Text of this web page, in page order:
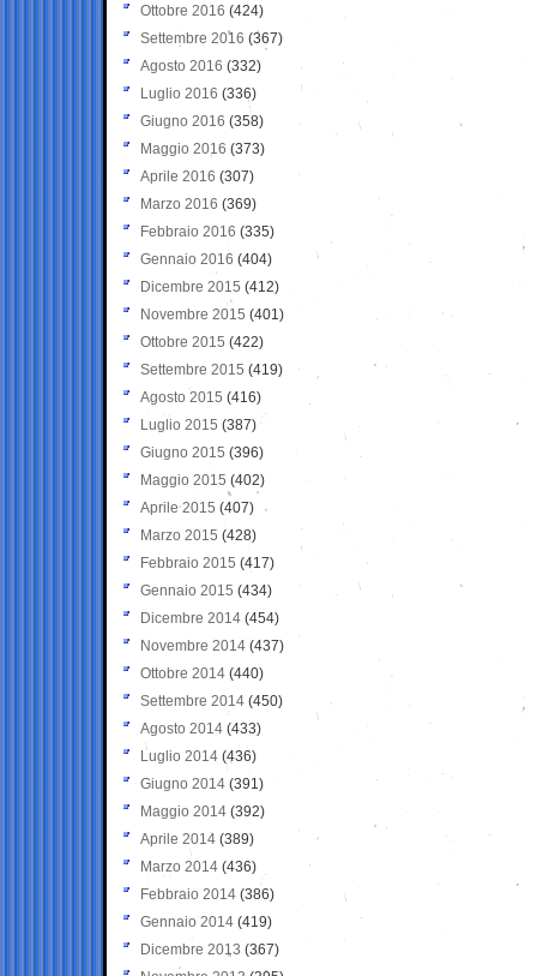
Ottobre 2016 (424)
Settembre 2016 (367)
Agosto 2016 (332)
Luglio 2016 (336)
Giugno 2016 (358)
Maggio 2016 (373)
Aprile 2016 (307)
Marzo 2016 (369)
Febbraio 2016 (335)
Gennaio 2016 (404)
Dicembre 2015 (412)
Novembre 2015 (401)
Ottobre 2015 (422)
Settembre 2015 (419)
Agosto 2015 (416)
Luglio 2015 (387)
Giugno 2015 (396)
Maggio 2015 (402)
Aprile 2015 (407)
Marzo 2015 (428)
Febbraio 2015 (417)
Gennaio 2015 (434)
Dicembre 2014 (454)
Novembre 2014 (437)
Ottobre 2014 (440)
Settembre 2014 (450)
Agosto 2014 (433)
Luglio 2014 (436)
Giugno 2014 (391)
Maggio 2014 (392)
Aprile 2014 (389)
Marzo 2014 (436)
Febbraio 2014 (386)
Gennaio 2014 (419)
Dicembre 2013 (367)